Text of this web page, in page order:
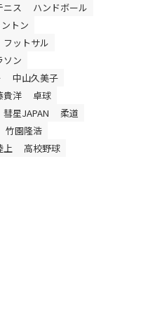
ニス
ハンドボール
トン
フットサル
ソン
中山久美子
貴洋
卓球
彗星JAPAN
柔道
竹園隆浩
上 高校野球